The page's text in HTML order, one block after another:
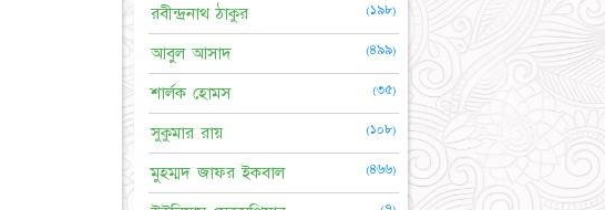
রবীন্দ্রনাথ ঠাকুর (১৯৮)
আবুল আসাদ (৪৯৯)
শার্লক হোমস (৩৫)
সুকুমার রায় (১০৮)
মুহম্মদ জাফর ইকবাল (৪৬৬)